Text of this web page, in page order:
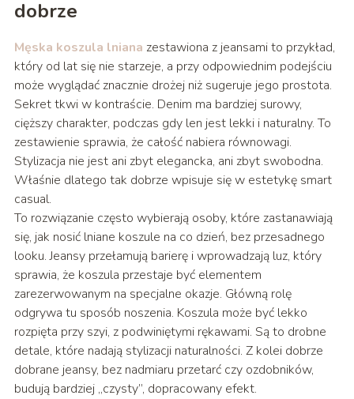
dobrze
Męska koszula lniana zestawiona z jeansami to przykład,
który od lat się nie starzeje, a przy odpowiednim podejściu
może wyglądać znacznie drożej niż sugeruje jego prostota.
Sekret tkwi w kontraście. Denim ma bardziej surowy,
cięższy charakter, podczas gdy len jest lekki i naturalny. To
zestawienie sprawia, że całość nabiera równowagi.
Stylizacja nie jest ani zbyt elegancka, ani zbyt swobodna.
Właśnie dlatego tak dobrze wpisuje się w estetykę smart
casual.
To rozwiązanie często wybierają osoby, które zastanawiają
się, jak nosić lniane koszule na co dzień, bez przesadnego
looku. Jeansy przełamują barierę i wprowadzają luz, który
sprawia, że koszula przestaje być elementem
zarezerwowanym na specjalne okazje. Główną rolę
odgrywa tu sposób noszenia. Koszula może być lekko
rozpięta przy szyi, z podwiniętymi rękawami. Są to drobne
detale, które nadają stylizacji naturalności. Z kolei dobrze
dobrane jeansy, bez nadmiaru przetarć czy ozdobników,
budują bardziej „czysty”, dopracowany efekt.